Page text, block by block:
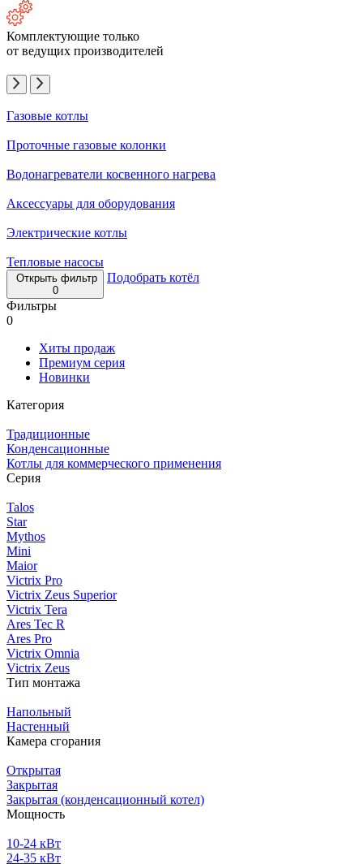
Комплектующие только
от ведущих производителей
Газовые котлы
Проточные газовые колонки
Водонагреватели косвенного нагрева
Аксессуары для оборудования
Электрические котлы
Тепловые насосы
Открыть фильтр
0
Подобрать котёл
Фильтры
0
Хиты продаж
Премиум серия
Новинки
Категория
Традиционные
Конденсационные
Котлы для коммерческого применения
Серия
Talos
Star
Mythos
Mini
Maior
Victrix Pro
Victrix Zeus Superior
Victrix Tera
Ares Tec R
Ares Pro
Victrix Omnia
Victrix Zeus
Тип монтажа
Напольный
Настенный
Камера сгорания
Открытая
Закрытая
Закрытая (конденсационный котел)
Мощность
10-24 кВт
24-35 кВт